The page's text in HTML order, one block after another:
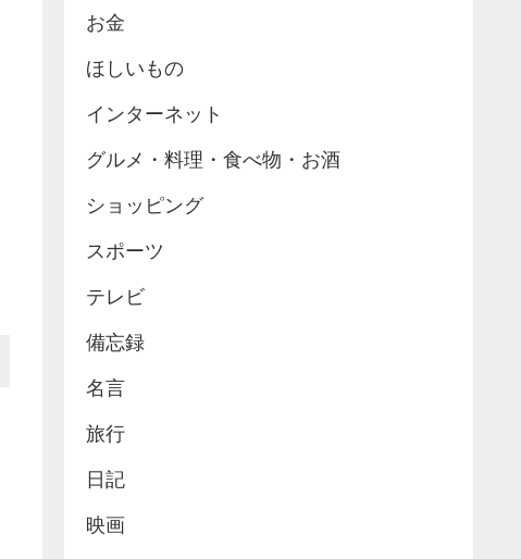
お金
ほしいもの
インターネット
グルメ・料理・食べ物・お酒
ショッピング
スポーツ
テレビ
備忘録
名言
旅行
日記
映画